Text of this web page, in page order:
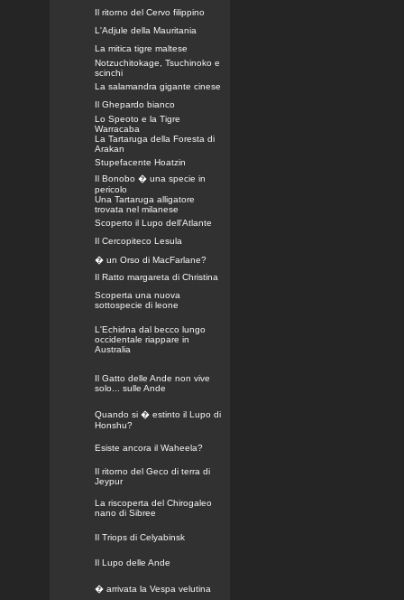
Il ritorno del Cervo filippino
L'Adjule della Mauritania
La mitica tigre maltese
Notzuchitokage, Tsuchinoko e
scinchi
La salamandra gigante cinese
Il Ghepardo bianco
Lo Speoto e la Tigre
Warracaba
La Tartaruga della Foresta di
Arakan
Stupefacente Hoatzin
Il Bonobo � una specie in
pericolo
Una Tartaruga alligatore
trovata nel milanese
Scoperto il Lupo dell'Atlante
Il Cercopiteco Lesula
� un Orso di MacFarlane?
Il Ratto margareta di Christina
Scoperta una nuova
sottospecie di leone
L'Echidna dal becco lungo
occidentale riappare in
Australia
Il Gatto delle Ande non vive
solo... sulle Ande
Quando si � estinto il Lupo di
Honshu?
Esiste ancora il Waheela?
Il ritorno del Geco di terra di
Jeypur
La riscoperta del Chirogaleo
nano di Sibree
Il Triops di Celyabinsk
Il Lupo delle Ande
� arrivata la Vespa velutina